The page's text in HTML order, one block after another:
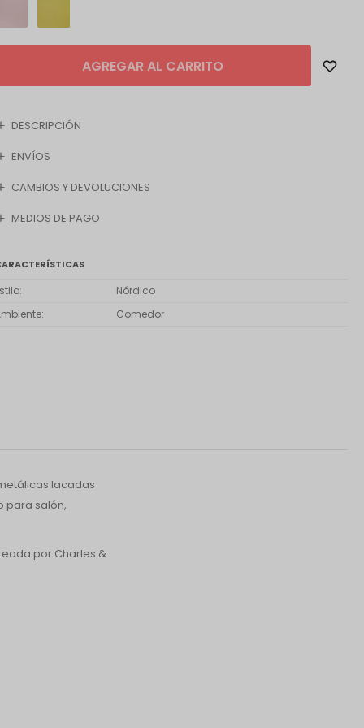
AGREGAR AL CARRITO
DESCRIPCIÓN
ENVÍOS
CAMBIOS Y DEVOLUCIONES
MEDIOS DE PAGO
Nórdico
Comedor
lacadas
para salón,
por Charles &